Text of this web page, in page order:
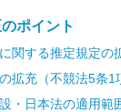
ポイント
関する推定規定の
拡充（不競法5条1
・日本法の適用範